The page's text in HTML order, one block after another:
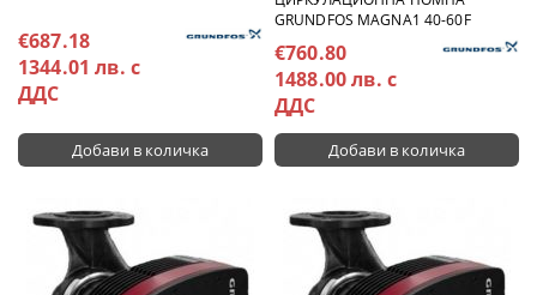
€687.18
1344.01 лв. с
ДДС
GRUNDFOS MAGNA1 40-60F
€760.80
1488.00 лв. с
ДДС